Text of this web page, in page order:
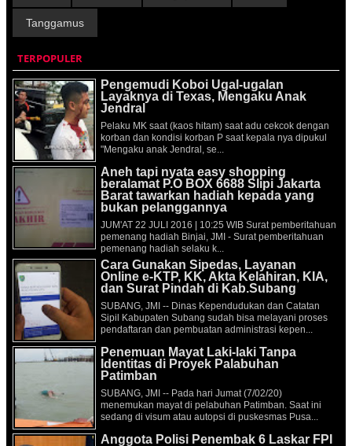
Tanggamus
TERPOPULER
Pengemudi Koboi Ugal-ugalan
Layaknya di Texas, Mengaku Anak
Jendral
Pelaku MK saat (kaos hitam) saat adu cekcok dengan
korban dan kondisi korban P saat kepala nya dipukul
"Mengaku anak Jendral, se...
Aneh tapi nyata easy shopping
beralamat P.O BOX 6688 Slipi Jakarta
Barat tawarkan hadiah kepada yang
bukan pelanggannya
JUM'AT 22 JULI 2016 | 10:25 WIB Surat pemberitahuan
pemenang hadiah Binjai, JMI - Surat pemberitahuan
pemenang hadiah selaku k...
Cara Gunakan Sipedas, Layanan
Online e-KTP, KK, Akta Kelahiran, KIA,
dan Surat Pindah di Kab.Subang
SUBANG, JMI -- Dinas Kependudukan dan Catatan
Sipil Kabupaten Subang sudah bisa melayani proses
pendaftaran dan pembuatan administrasi kepen...
Penemuan Mayat Laki-laki Tanpa
Identitas di Proyek Palabuhan
Patimban
SUBANG, JMI -- Pada hari Jumat (7/02/20)
menemukan mayat di pelabuhan Patimban. Saat ini
sedang di visum atau autopsi di puskesmas Pusa...
Anggota Polisi Penembak 6 Laskar FPI